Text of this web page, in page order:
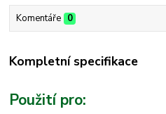
Komentáře 0
Kompletní specifikace
Použití pro: